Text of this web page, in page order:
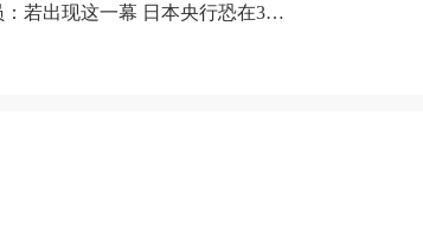
若出现这一幕 日本央行恐在3月